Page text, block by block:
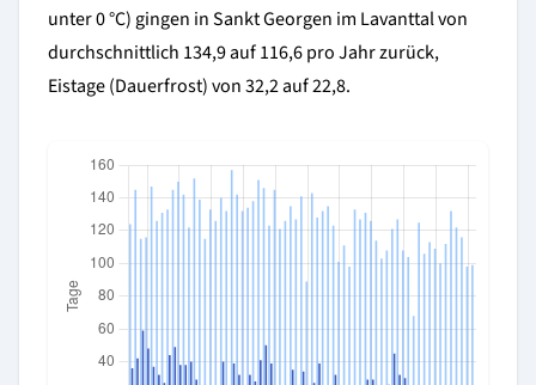
unter 0 °C) gingen in Sankt Georgen im Lavanttal von
durchschnittlich 134,9 auf 116,6 pro Jahr zurück,
Eistage (Dauerfrost) von 32,2 auf 22,8.